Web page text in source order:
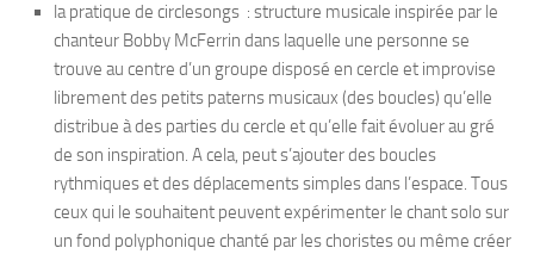
la pratique de circlesongs : structure musicale inspirée par le
chanteur Bobby McFerrin dans laquelle une personne se
trouve au centre d’un groupe disposé en cercle et improvise
librement des petits paterns musicaux (des boucles) qu’elle
distribue à des parties du cercle et qu’elle fait évoluer au gré
de son inspiration. A cela, peut s’ajouter des boucles
rythmiques et des déplacements simples dans l’espace. Tous
ceux qui le souhaitent peuvent expérimenter le chant solo sur
un fond polyphonique chanté par les choristes ou même créer